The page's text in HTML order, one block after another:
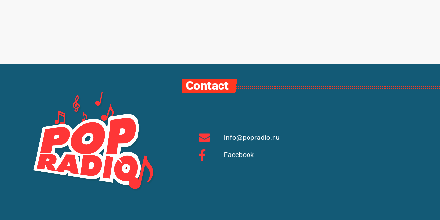
Contact
Info@popradio.nu
Facebook